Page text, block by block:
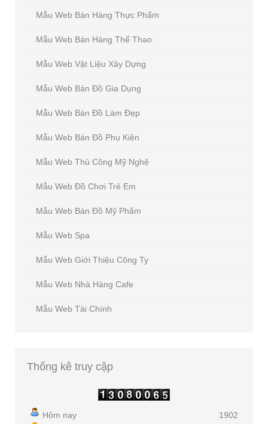
Mẫu Web Bán Hàng Thực Phẩm
Mẫu Web Bán Hàng Thể Thao
Mẫu Web Vật Liệu Xây Dựng
Mẫu Web Bán Đồ Gia Dụng
Mẫu Web Bán Đồ Làm Đẹp
Mẫu Web Bán Đồ Phụ Kiện
Mẫu Web Thủ Công Mỹ Nghệ
Mẫu Web Đồ Chơi Trẻ Em
Mẫu Web Bán Đồ Mỹ Phẩm
Mẫu Web Spa
Mẫu Web Giới Thiệu Công Ty
Mẫu Web Nhà Hàng Cafe
Mẫu Web Tài Chính
Thống kê truy cập
Hôm nay 1902